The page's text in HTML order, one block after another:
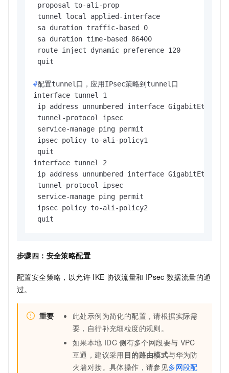
proposal to-ali-prop
tunnel local applied-interface
sa duration traffic-based 0
sa duration time-based 86400
route inject dynamic preference 120
#配置tunnel口，应用IPsec策略到tunnel口
interface tunnel 1
ip address unnumbered interface
tunnel-protocol ipsec
service-manage ping permit
ipsec policy to-ali-policy1
quit
interface tunnel 2
ip address unnumbered interface
tunnel-protocol ipsec
service-manage ping permit
ipsec policy to-ali-policy2
quit
步骤四：安全策略配置
配置安全策略，以允许 IKE 协议流量和 IPsec 数据流量的通
过。
重要
此处示例为简化的配置，请根据实际需
要，自行补充细粒度的规则。
如果本地 IDC 侧有多个网段要与 VPC
互通，建议采用 目的路由模式与华为防
火墙对接。具体操作，请参见多网段配